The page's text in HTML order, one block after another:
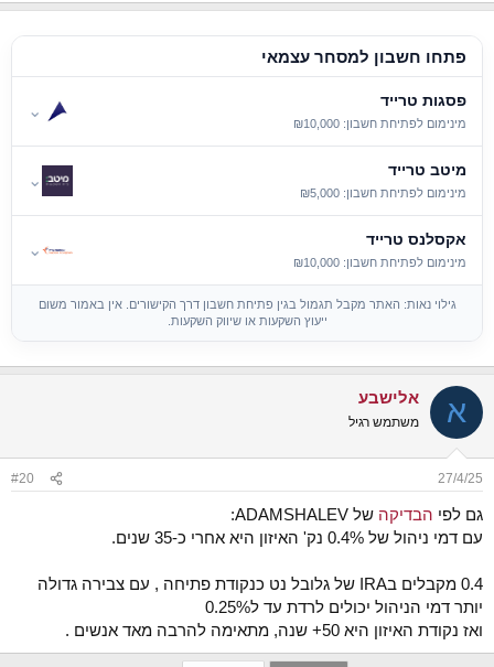
פתחו חשבון למסחר עצמאי
פסגות טרייד
מינימום לפתיחת חשבון: ₪10,000
⌄
מיטב טרייד
מינימום לפתיחת חשבון: ₪5,000
⌄
אקסלנס טרייד
מינימום לפתיחת חשבון: ₪10,000
⌄
גילוי נאות: האתר מקבל תגמול בגין פתיחת חשבון דרך הקישורים. אין באמור משום
ייעוץ השקעות או שיווק השקעות.
א אלישבע
משתמש רגיל
27/4/25
#20
גם לפי הבדיקה של ADAMSHALEV:
עם דמי ניהול של 0.4% נק' האיזון היא אחרי כ-35 שנים.
0.4 מקבלים בIRA של גלובל נט כנקודת פתיחה , עם צבירה גדולה
יותר דמי הניהול יכולים לרדת עד ל0.25%
ואז נקודת האיזון היא 50+ שנה, מתאימה להרבה מאד אנשים .